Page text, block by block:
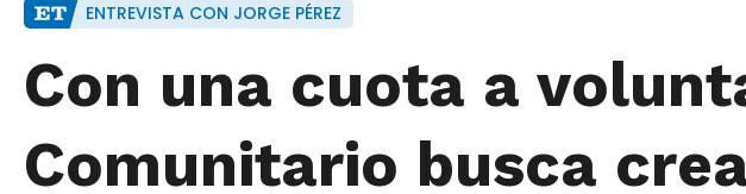
ENTREVISTA CON JORGE PÉREZ
Con una cuota a
Comunitario busca